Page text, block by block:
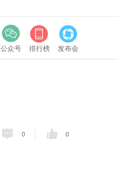
公众号 排行榜 发布会
0 0